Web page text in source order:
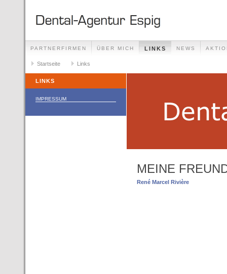
PARTNERFIRMEN ÜBER MICH LINKS NEWS
Startseite Links
LINKS
IMPRESSUM
MEINE
René Marcel Rivière